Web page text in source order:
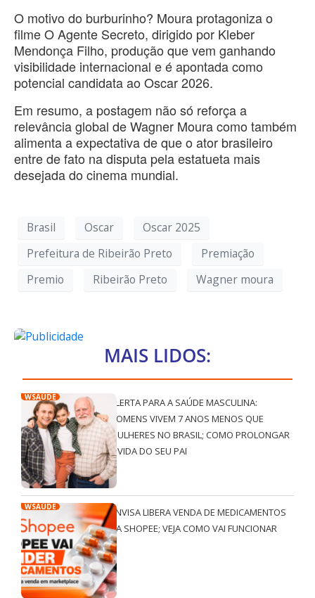
O motivo do burburinho? Moura protagoniza o
filme O Agente Secreto, dirigido por Kleber
Mendonça Filho, produção que vem ganhando
visibilidade internacional e é apontada como
potencial candidata ao Oscar 2026.
Em resumo, a postagem não só reforça a
relevância global de Wagner Moura como também
alimenta a expectativa de que o ator brasileiro
entre de fato na disputa pela estatueta mais
desejada do cinema mundial.
Brasil Oscar
Oscar 2025
Prefeitura de Ribeirão Preto
Premiação
Premio
Ribeirão Preto Wagner moura
MAIS LIDOS:
WSAÚDE
ALERTA PARA A SAÚDE MASCULINA:
HOMENS VIVEM 7 ANOS MENOS QUE
MULHERES NO BRASIL; COMO PROLONGAR
A VIDA DO SEU PAI
WSAÚDE
ANVISA LIBERA VENDA DE MEDICAMENTOS
NA SHOPEE; VEJA COMO VAI FUNCIONAR